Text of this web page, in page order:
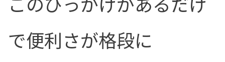
で便利さが格段に